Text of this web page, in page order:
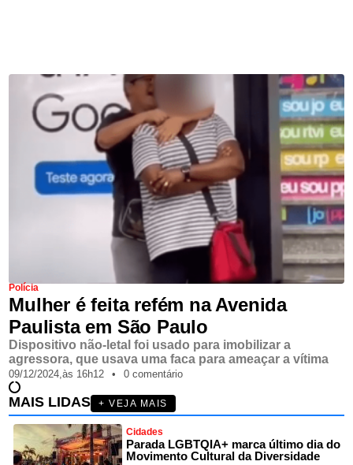
Polícia
Mulher é feita refém na Avenida
Paulista em São Paulo
Dispositivo não-letal foi usado para imobilizar a
agressora, que usava uma faca para ameaçar a vítima
09/12/2024,às 16h12 • 0 comentário
MAIS LIDAS + VEJA MAIS
Cidades
Parada LGBTQIA+ marca último dia do
Movimento Cultural da Diversidade